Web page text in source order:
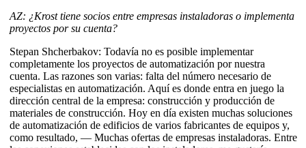
AZ: ¿Krost tiene socios entre empresas instaladoras o implementa
proyectos por su cuenta?
Stepan Shcherbakov: Todavía no es posible implementar
completamente los proyectos de automatización por nuestra
cuenta. Las razones son varias: falta del número necesario de
especialistas en automatización. Aquí es donde entra en juego la
dirección central de la empresa: construcción y producción de
materiales de construcción. Hoy en día existen muchas soluciones
de automatización de edificios de varios fabricantes de equipos y,
como resultado, — Muchas ofertas de empresas instaladoras. Entre